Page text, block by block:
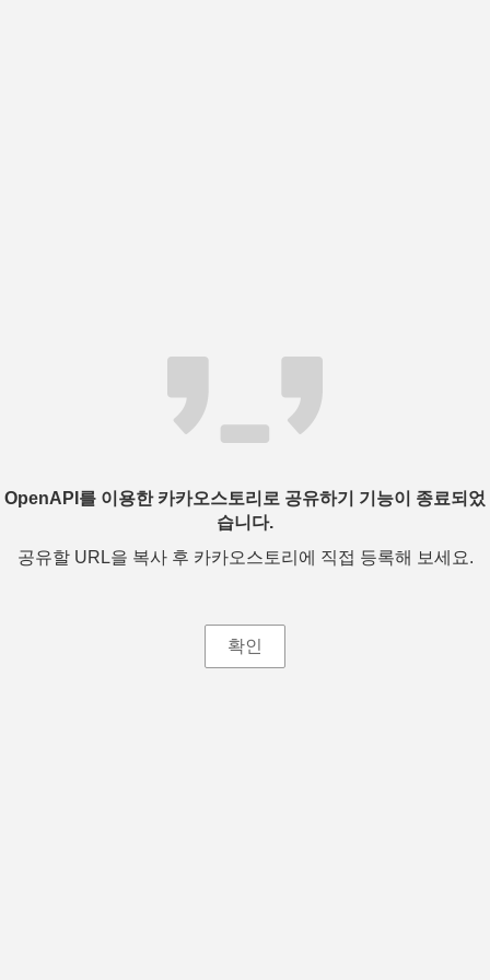
OpenAPI를 이용한 카카오스토리로 공유하기 기능이 종료되었
습니다.
공유할 URL을 복사 후 카카오스토리에 직접 등록해 보세요.
확인